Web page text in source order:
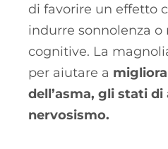
di favorire un effetto
indurre sonnolenza o
cognitive. La
per aiutare a
dell’asma, gli stati di
nervosismo.